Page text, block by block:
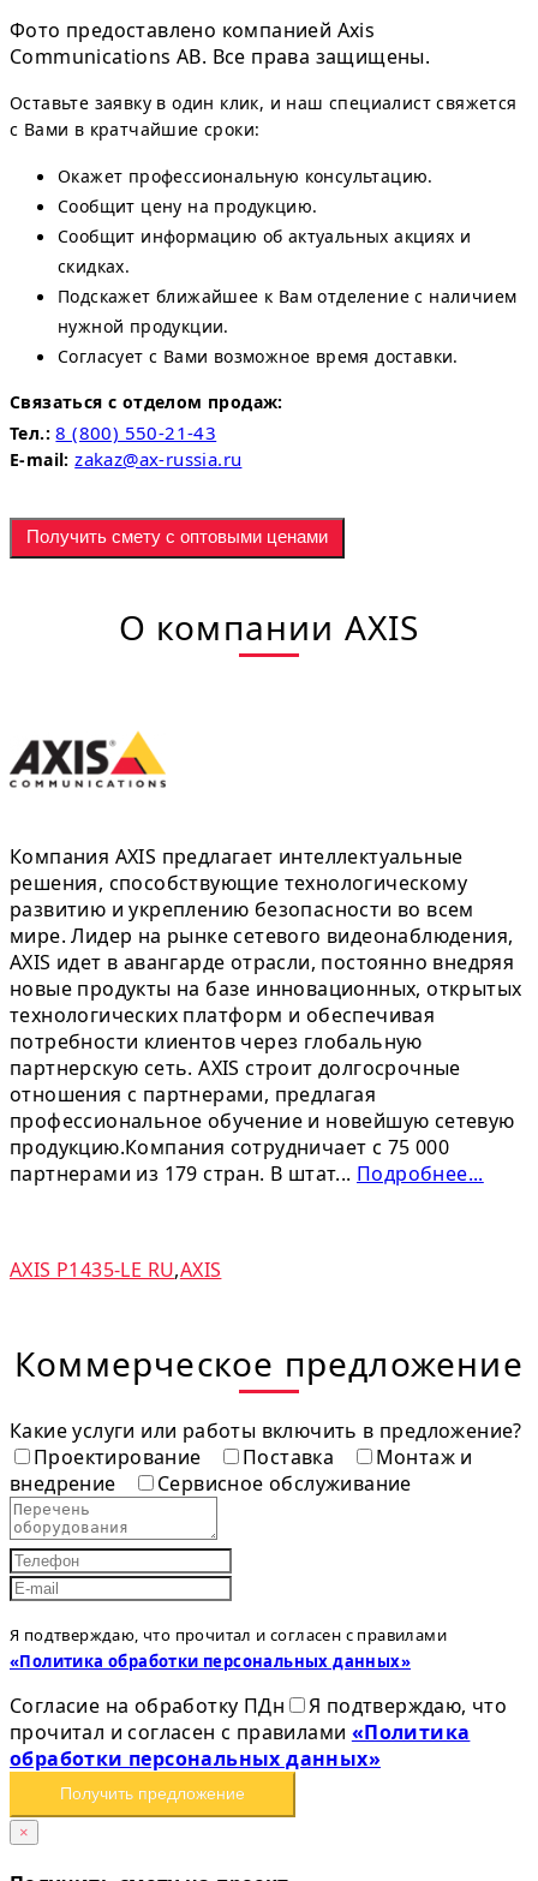
Фото предоставлено компанией Axis
Communications AB. Все права защищены.
Оставьте заявку в один клик, и наш специалист свяжется
с Вами в кратчайшие сроки:
Окажет профессиональную консультацию.
Сообщит цену на продукцию.
Сообщит информацию об актуальных акциях и
скидках.
Подскажет ближайшее к Вам отделение с наличием
нужной продукции.
Согласует с Вами возможное время доставки.
Связаться с отделом продаж:
Тел.: 8 (800) 550-21-43
E-mail: zakaz@ax-russia.ru
Получить смету с оптовыми ценами
О компании AXIS
Компания AXIS предлагает интеллектуальные
решения, способствующие технологическому
развитию и укреплению безопасности во всем
мире. Лидер на рынке сетевого видеонаблюдения,
AXIS идет в авангарде отрасли, постоянно внедряя
новые продукты на базе инновационных, открытых
технологических платформ и обеспечивая
потребности клиентов через глобальную
партнерскую сеть. AXIS строит долгосрочные
отношения с партнерами, предлагая
профессиональное обучение и новейшую сетевую
продукцию.Компания сотрудничает с 75 000
партнерами из 179 стран. В штат... Подробнее...
AXIS P1435-LE RU,AXIS
Коммерческое предложение
Какие услуги или работы включить в предложение?
Проектирование
Поставка
Монтаж и
внедрение
Сервисное обслуживание
Я подтверждаю, что прочитал и согласен с правилами
«Политика обработки персональных данных»
Согласие на обработку ПДн
Я подтверждаю, что
прочитал и согласен с правилами «Политика
обработки персональных данных»
Получить предложение
×